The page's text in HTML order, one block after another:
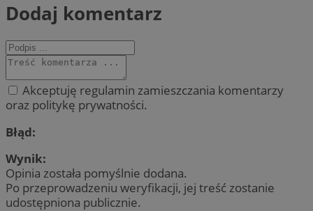
Dodaj komentarz
Akceptuję regulamin zamieszczania komentarzy
oraz politykę prywatności.
Błąd:
Wynik:
Opinia została pomyślnie dodana.
Po przeprowadzeniu weryfikacji, jej treść zostanie
udostępniona publicznie.